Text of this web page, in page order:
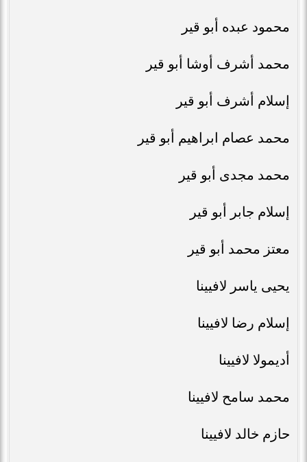
محمود عبده أبو قير
محمد أشرف أوشا أبو قير
إسلام أشرف أبو قير
محمد عصام ابراهيم أبو قير
محمد مجدى أبو قير
إسلام جابر أبو قير
معتز محمد أبو قير
يحيى ياسر لافيينا
إسلام رضا لافيينا
أديمولا لافيينا
محمد سامح لافيينا
حازم خالد لافيينا